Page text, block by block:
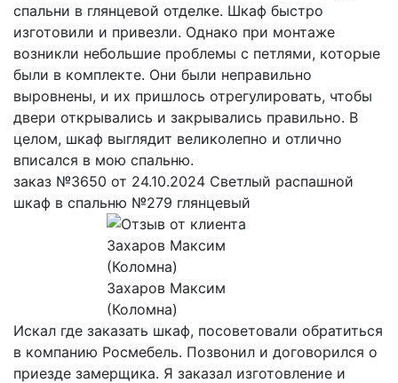
спальни в глянцевой отделке. Шкаф быстро
изготовили и привезли. Однако при монтаже
возникли небольшие проблемы с петлями, которые
были в комплекте. Они были неправильно
выровнены, и их пришлось отрегулировать, чтобы
двери открывались и закрывались правильно. В
целом, шкаф выглядит великолепно и отлично
вписался в мою спальню.
заказ №3650 от 24.10.2024 Светлый распашной
шкаф в спальню №279 глянцевый
Захаров Максим
(Коломна)
Искал где заказать шкаф, посоветовали обратиться
в компанию Росмебель. Позвонил и договорился о
приезде замерщика. Я заказал изготовление и